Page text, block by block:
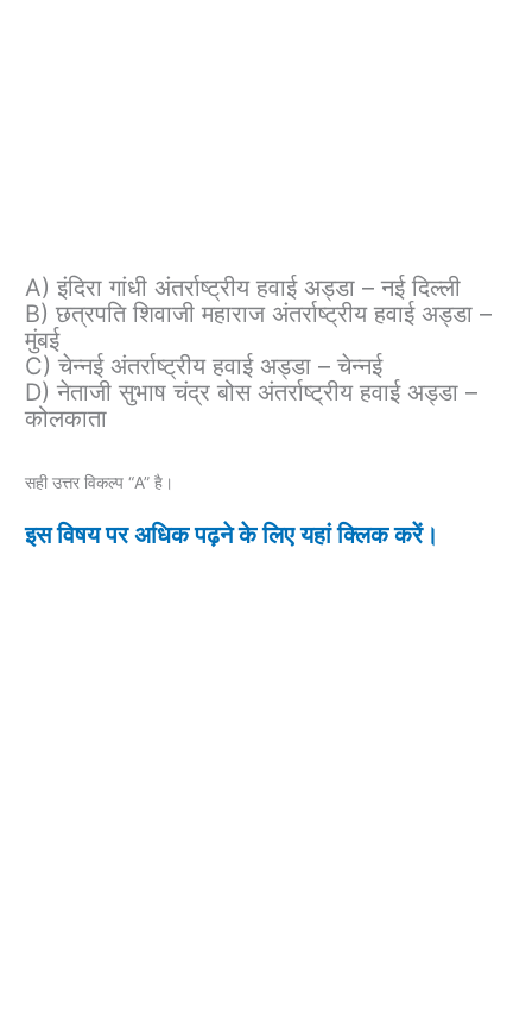
A) इंदिरा गांधी अंतर्राष्ट्रीय हवाई अड्डा – नई दिल्ली
B) छत्रपति शिवाजी महाराज अंतर्राष्ट्रीय हवाई अड्डा –
मुंबई
C) चेन्नई अंतर्राष्ट्रीय हवाई अड्डा – चेन्नई
D) नेताजी सुभाष चंद्र बोस अंतर्राष्ट्रीय हवाई अड्डा –
कोलकाता
सही उत्तर विकल्प “A” है।
इस विषय पर अधिक पढ़ने के लिए यहां क्लिक करें।